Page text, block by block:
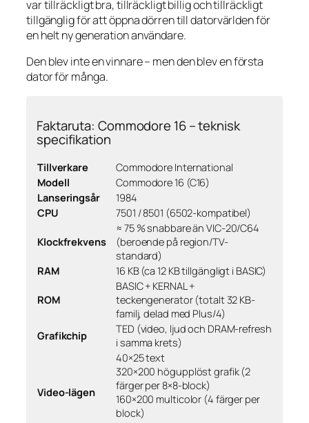
var tillräckligt bra, tillräckligt billig och tillräckligt
tillgänglig för att öppna dörren till datorvärlden för
en helt ny generation användare.
Den blev inte en vinnare – men den blev en första
dator för många.
Faktaruta: Commodore 16 – teknisk
specifikation
Tillverkare
Commodore International
Modell
Commodore 16 (C16)
Lanseringsår
1984
CPU
7501 / 8501 (6502-kompatibel)
Klockfrekvens
≈ 75 % snabbare än VIC-20/C64
(beroende på region/TV-
standard)
RAM
16 KB (ca 12 KB tillgängligt i BASIC)
ROM
BASIC + KERNAL +
teckengenerator (totalt 32 KB-
familj, delad med Plus/4)
Grafikchip
TED (video, ljud och DRAM-refresh
i samma krets)
Video-lägen
40×25 text
320×200 högupplöst grafik (2
färger per 8×8-block)
160×200 multicolor (4 färger per
block)